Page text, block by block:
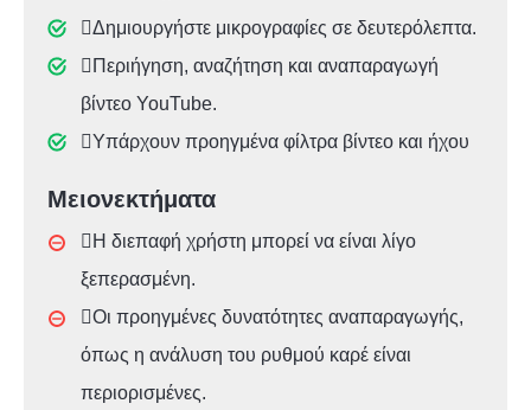
Δημιουργήστε μικρογραφίες σε δευτερόλεπτα.
Περιήγηση, αναζήτηση και αναπαραγωγή
βίντεο YouTube.
Υπάρχουν προηγμένα φίλτρα βίντεο και ήχου
Μειονεκτήματα
Η διεπαφή χρήστη μπορεί να είναι λίγο
ξεπερασμένη.
Οι προηγμένες δυνατότητες αναπαραγωγής,
όπως η ανάλυση του ρυθμού καρέ είναι
περιορισμένες.